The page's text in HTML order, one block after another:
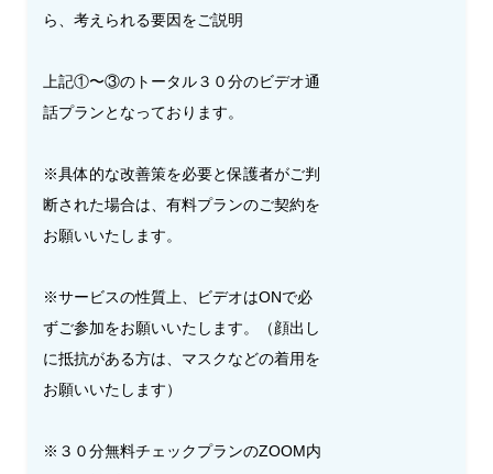
ら、考えられる要因をご説明
上記①〜③のトータル３０分のビデオ通
話プランとなっております。
※具体的な改善策を必要と保護者がご判
断された場合は、有料プランのご契約を
お願いいたします。
※サービスの性質上、ビデオはONで必
ずご参加をお願いいたします。（顔出し
に抵抗がある方は、マスクなどの着用を
お願いいたします）
※３０分無料チェックプランのZOOM内